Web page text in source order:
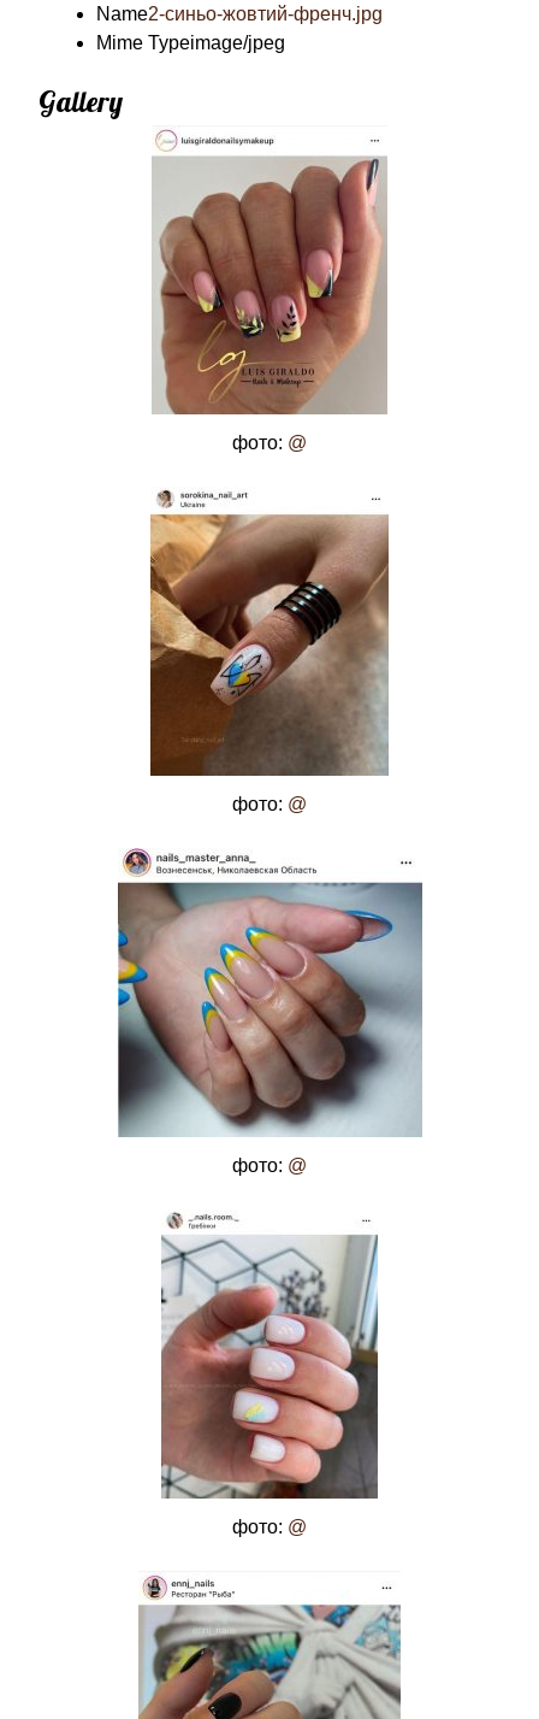
Name2-синьо-жовтий-френч.jpg
Mime Typeimage/jpeg
Gallery
фото: @
фото: @
фото: @
фото: @